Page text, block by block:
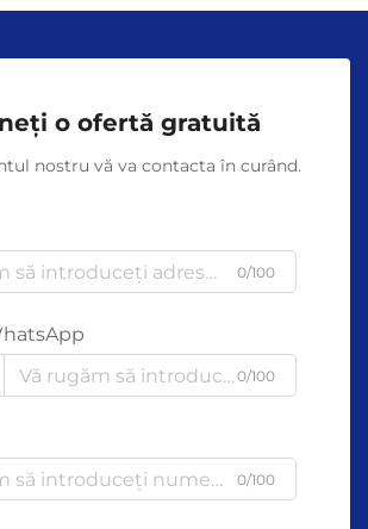
o ofertă gratuită
nostru vă va contacta în curând.
0/100
0/100
0/100